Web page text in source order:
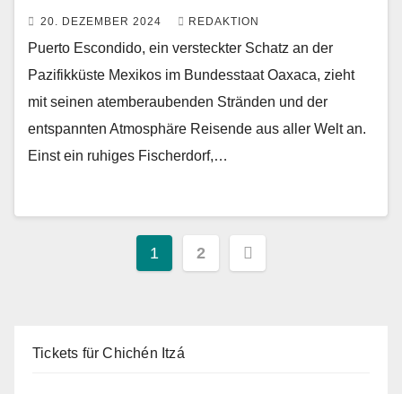
20. DEZEMBER 2024 REDAKTION
Puerto Escondido, ein versteckter Schatz an der
Pazifikküste Mexikos im Bundesstaat Oaxaca, zieht
mit seinen atemberaubenden Stränden und der
entspannten Atmosphäre Reisende aus aller Welt an.
Einst ein ruhiges Fischerdorf,…
1 2
Tickets für Chichén Itzá